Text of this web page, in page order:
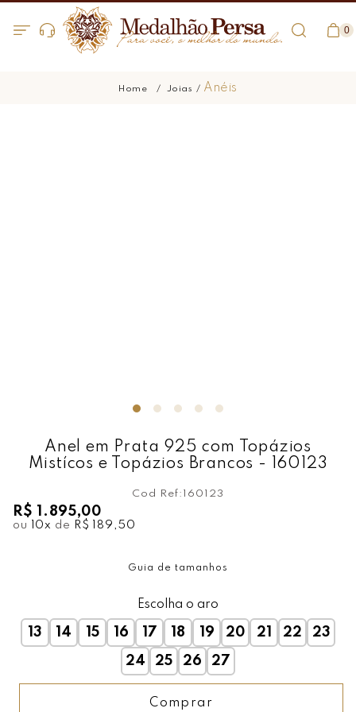
0
Joias Anéis
Anel em Prata 925 com Topázios
Mistícos e Topázios Brancos - 160123
Cod Ref: 160123
R$ 1.895,00
ou 10x de R$ 189,50
Guia de tamanhos
Escolha o aro
13 14 15 16 17 18 19 20 21 22
23
24
25 26 27
Comprar